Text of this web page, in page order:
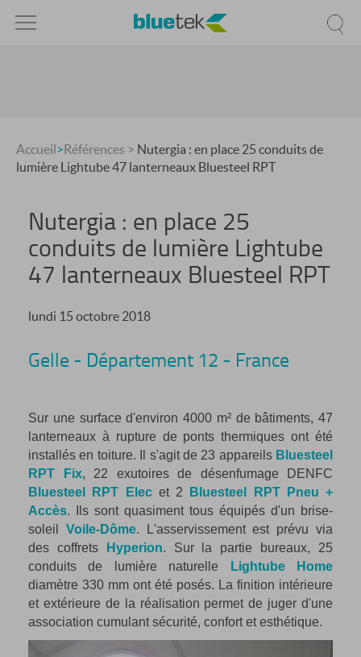
Accueil>Références > Nutergia : en place 25 conduits de
lumière Lightube 47 lanterneaux Bluesteel RPT
Nutergia : en place 25
conduits de lumière Lightube
47 lanterneaux Bluesteel RPT
lundi 15 octobre 2018
Gelle - Département 12 - France
Sur une surface d'environ 4000 m² de bâtiments, 47
lanterneaux à rupture de ponts thermiques ont été
installés en toiture. Il s'agit de 23 appareils Bluesteel
RPT Fix, 22 exutoires de désenfumage DENFC
Bluesteel RPT Elecet 2
Bluesteel RPT Pneu +
Accès. Ils sont quasiment tous équipés d'un brise-
soleil Voile-Dôme. L'asservissement est prévu via
des coffrets
Hyperion. Sur la partie bureaux, 25
conduits de lumière naturelle
Lightube Home
diamètre 330 mm ont été posés. La finition intérieure
et extérieure de la réalisation permet de juger d'une
association cumulant sécurité, confort et esthétique.